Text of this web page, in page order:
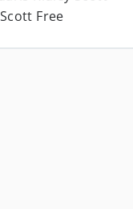
Free